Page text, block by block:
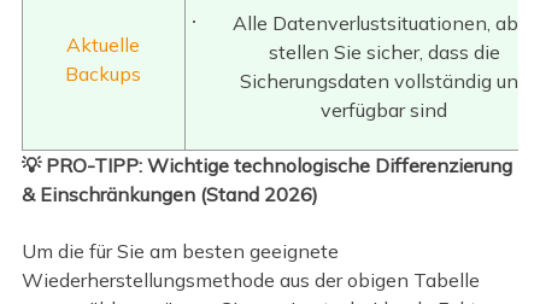
Aktuelle
Backups
Alle Datenverlustsituationen, aber
stellen Sie sicher, dass die
Sicherungsdaten vollständig und
verfügbar sind
💡 PRO-TIPP: Wichtige technologische Differenzierung
& Einschränkungen (Stand 2026)
Um die für Sie am besten geeignete
Wiederherstellungsmethode aus der obigen Tabelle